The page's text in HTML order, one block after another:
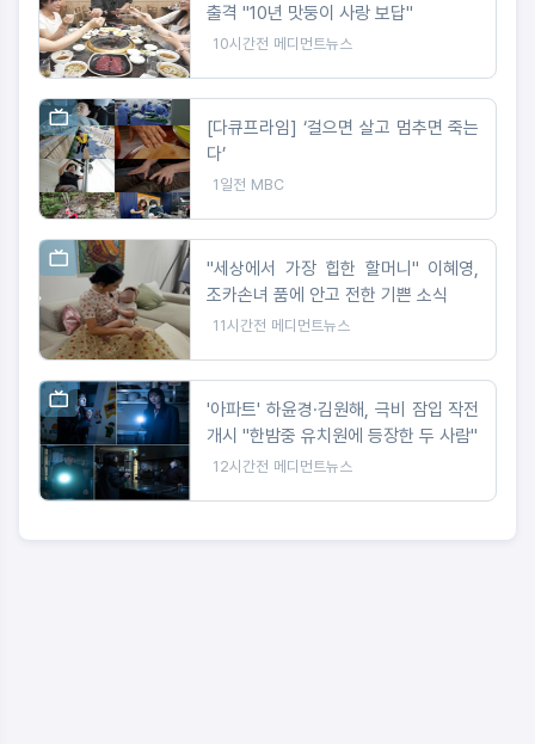
출격 "10년 맛둥이 사랑 보답"
10시간전 메디먼트뉴스
[다큐프라임] ‘걸으면 살고 멈추면 죽는
다’
1일전 MBC
"세상에서 가장 힙한 할머니" 이혜영,
조카손녀 품에 안고 전한 기쁜 소식
11시간전 메디먼트뉴스
'아파트' 하윤경·김원해, 극비 잠입 작전
개시 "한밤중 유치원에 등장한 두 사람"
12시간전 메디먼트뉴스